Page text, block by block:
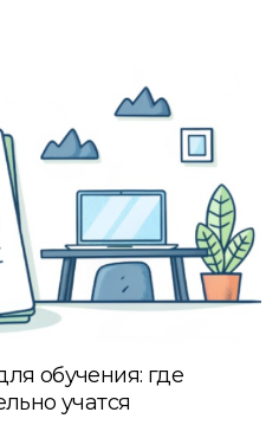
обучения: где
учатся